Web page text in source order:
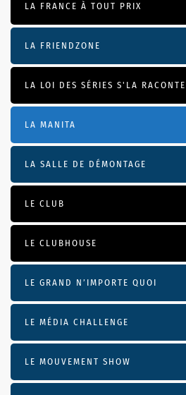
LA FRANCE À TOUT PRIX
LA FRIENDZONE
LA LOI DES SÉRIES S'LA RACONTE
LA MANITA
LA SALLE DE DÉMONTAGE
LE CLUB
LE CLUBHOUSE
LE GRAND N’IMPORTE QUOI
LE MÉDIA CHALLENGE
LE MOUVEMENT SHOW